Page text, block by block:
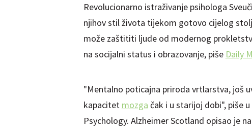
Revolucionarno istraživanje psihologa
njihov stil života tijekom gotovo cijelog
može zaštititi ljude od modernog
na socijalni status i obrazovanje, piše Daily
"Mentalno poticajna priroda vrtlarstva, još
kapacitet mozga čak i u starijoj dobi", piše
Psychology. Alzheimer Scotland opisao je